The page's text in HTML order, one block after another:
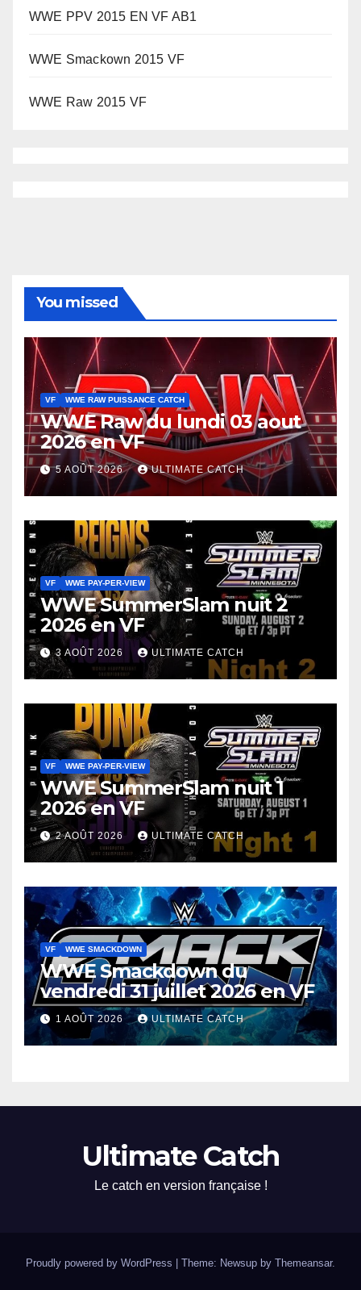
WWE PPV 2015 EN VF AB1
WWE Smackown 2015 VF
WWE Raw 2015 VF
You missed
VF WWE RAW PUISSANCE CATCH
WWE Raw du lundi 03 aout
2026 en VF
5 AOÛT 2026 ULTIMATE CATCH
VF WWE PAY-PER-VIEW
WWE SummerSlam nuit 2
2026 en VF
3 AOÛT 2026 ULTIMATE CATCH
VF WWE PAY-PER-VIEW
WWE SummerSlam nuit 1
2026 en VF
2 AOÛT 2026 ULTIMATE CATCH
VF WWE SMACKDOWN
WWE Smackdown du
vendredi 31 juillet 2026 en VF
1 AOÛT 2026 ULTIMATE CATCH
Ultimate Catch
Le catch en version française !
Proudly powered by WordPress Theme: Newsup by Themeansar.